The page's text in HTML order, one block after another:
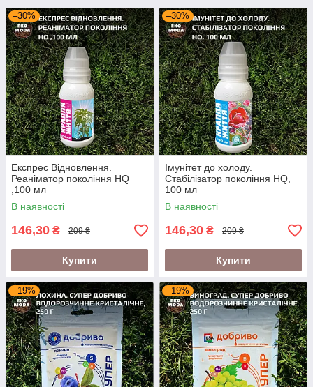
–30%
Експрес Відновлення.
Реаніматор покоління HQ
,100 мл
В наявності
146,30 ₴ 209 ₴
Купити
–30%
Імунітет до холоду.
Стабілізатор покоління HQ,
100 мл
В наявності
146,30 ₴ 209 ₴
Купити
–19% –19%